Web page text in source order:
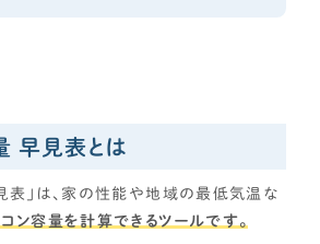
早見表とは
表」は、家の性能や地域の最低気温な
ン容量を計算できるツールです。